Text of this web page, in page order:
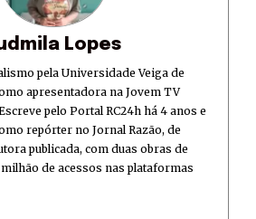
Lopes
pela Universidade Veiga de
apresentadora na Jovem TV
pelo Portal RC24h há 4 anos e
repórter no Jornal Razão, de
publicada, com duas obras de
de acessos nas plataformas